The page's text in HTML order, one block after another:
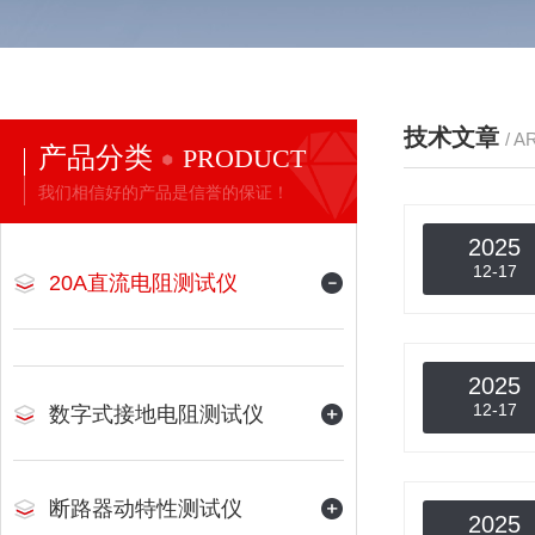
产品分类 PRODUCT
我们相信好的产品是信誉的保证！
20A直流电阻测试仪
数字式接地电阻测试仪
断路器动特性测试仪
技术文章 /
2025
12-17
2025
12-17
2025